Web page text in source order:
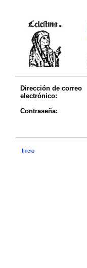
Dirección de correo
electrónico:
Contraseña:
Inicio